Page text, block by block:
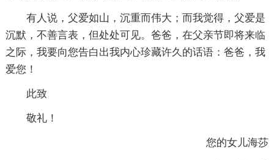
有人说，父爱如山，沉重而伟大；而我觉得，父爱是
沉默，不善言表，但处处可见。爸爸，在父亲节即将来临
之际，我要向您告白出我内心珍藏许久的话语：爸爸，我
爱您！
此致
敬礼！
您的女儿海莎